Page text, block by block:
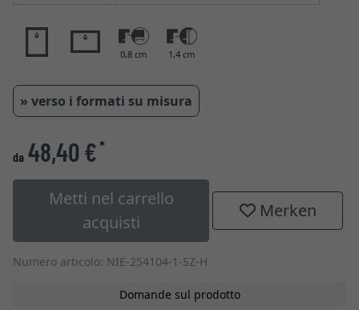
0,8 cm 1,4 cm
» verso i formati su misura
da 48,40 €*
Metti nel carrello
acquisti
Merken
Numero articolo: NIE-254104-1-SZ-H
Domande sul prodotto